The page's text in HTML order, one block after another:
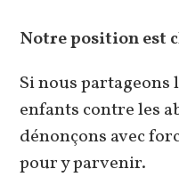
Notre position est
Si nous partageons
enfants contre les
dénonçons avec
pour y parvenir.